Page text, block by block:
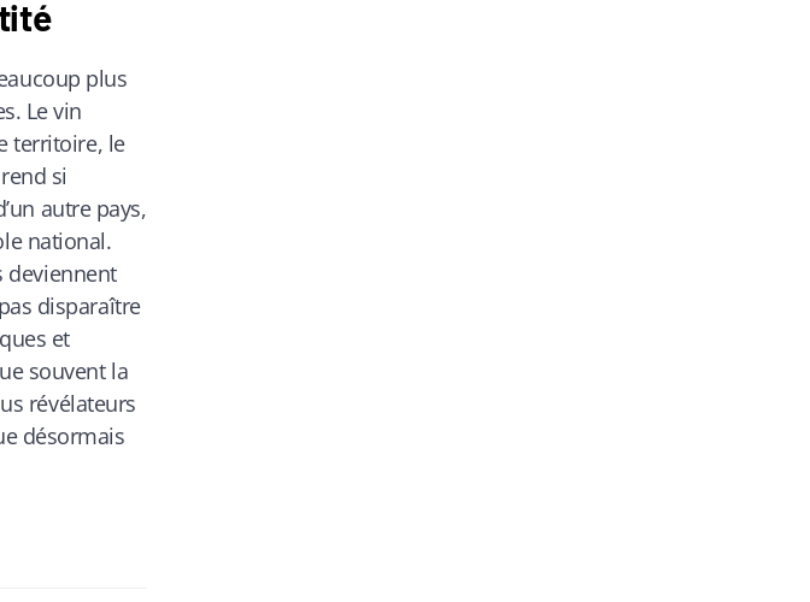
plus
Le vin
territoire, le
si
autre pays,
national.
deviennent
disparaître
et
souvent la
révélateurs
désormais